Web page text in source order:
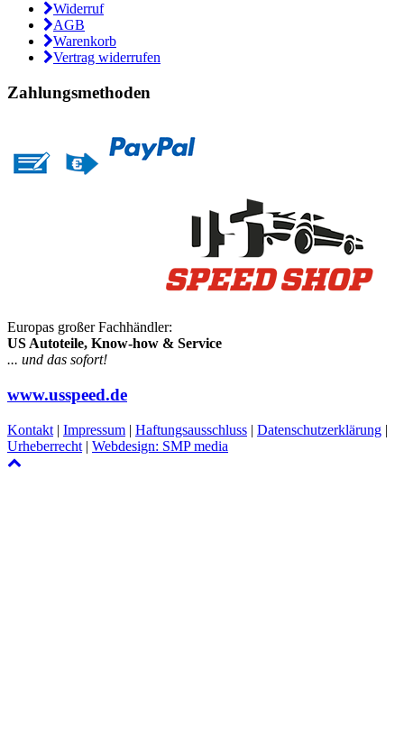
Widerruf
AGB
Warenkorb
Vertrag widerrufen
Zahlungsmethoden
Europas großer Fachhändler:
US Autoteile, Know-how & Service
... und das sofort!
www.usspeed.de
Kontakt | Impressum | Haftungsausschluss | Datenschutzerklärung |
Urheberrecht | Webdesign: SMP media